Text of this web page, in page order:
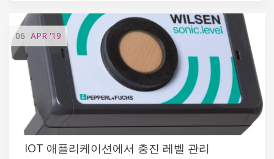
06 APR '19
IOT 애플리케이션에서 충진 레벨 관리